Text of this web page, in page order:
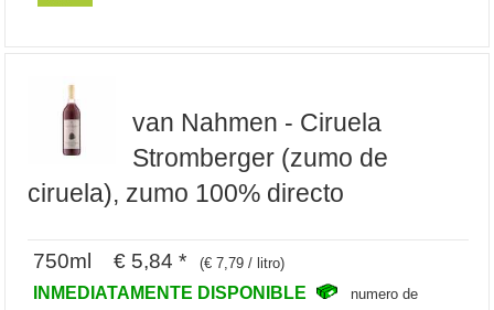
van Nahmen - Ciruela
Stromberger (zumo de
ciruela), zumo 100% directo
750ml € 5,84 * (€ 7,79 / litro)
INMEDIATAMENTE DISPONIBLE
numero de